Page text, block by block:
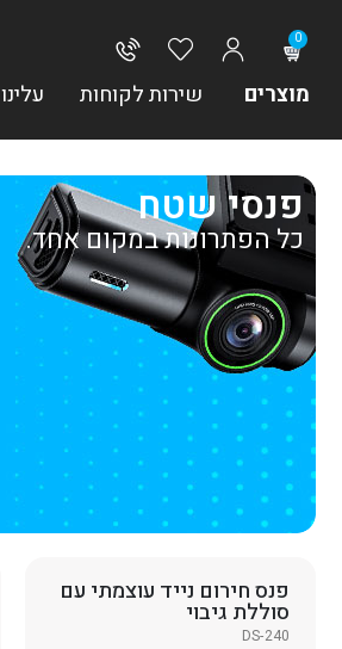
0
מוצרים שירות לקוחות עלינו
פנסי שטח
כל הפתרונות במקום אחד.
פנס חירום נייד עוצמתי עם
סוללת גיבוי
DS-240